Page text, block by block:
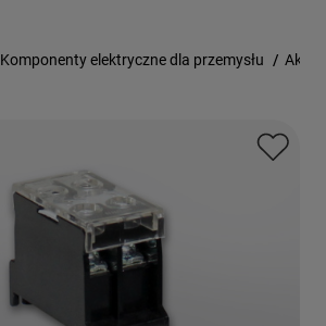
Komponenty elektryczne dla przemysłu /